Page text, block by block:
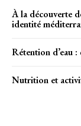
À la découverte
identité
Rétention d’eau
Nutrition et